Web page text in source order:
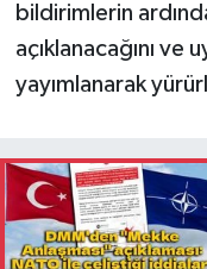
bildirimlerin
açıklanacağını ve
yayımlanarak